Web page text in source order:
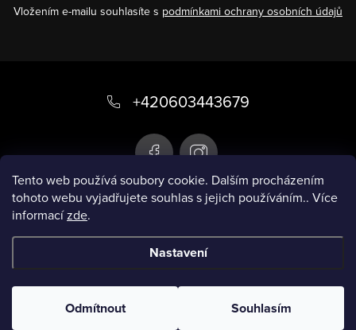
Tento web používá soubory cookie. Dalším procházením
tohoto webu vyjadřujete souhlas s jejich používáním.. Více
informacízde.
Nastavení
Odmítnout Souhlasím
Vložením e-mailu souhlasíte s podmínkami ochrany osobních údajů
a
Infobox
+420603443679
vyhrazena.